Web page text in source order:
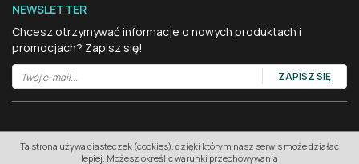
Ta strona używa ciasteczek (cookies), dzięki którym nasz serwis może działać
lepiej. Możesz określić warunki przechowywania
NEWSLETTER
Chcesz otrzymywać informacje o nowych produktach i
promocjach? Zapisz się!
Copyrights by 3DM Group Sp. z o.o 2022. All rights reserved.
InfoSerwis-oprogramowanie sklepu internetowego